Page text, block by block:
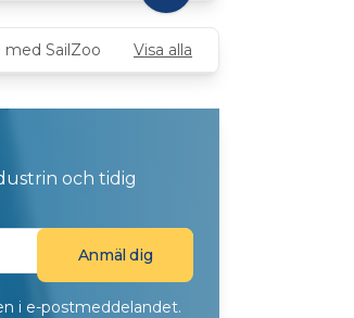
SailZoo Visa alla
och tidig
i e-postmeddelandet.